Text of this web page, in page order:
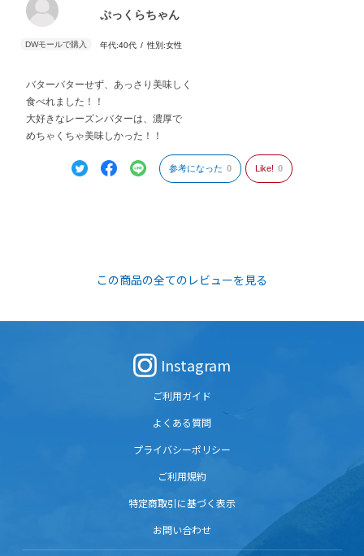
ぷっくらちゃん
年代:40代 性別:女性
バターバターせず、あっさり美味しく
食べれました！！
大好きなレーズンバターは、濃厚で
めちゃくちゃ美味しかった！！
参考になった 0 Like! 0
この商品の全てのレビューを見る
Instagram
ご利用ガイド
よくある質問
プライバシーポリシー
ご利用規約
特定商取引に基づく表示
お問い合わせ